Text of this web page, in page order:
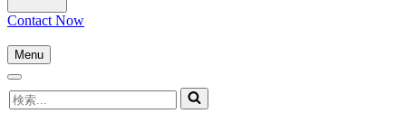
Contact Now
Menu
ナ
ゲ
ナ
ビ
検
索...